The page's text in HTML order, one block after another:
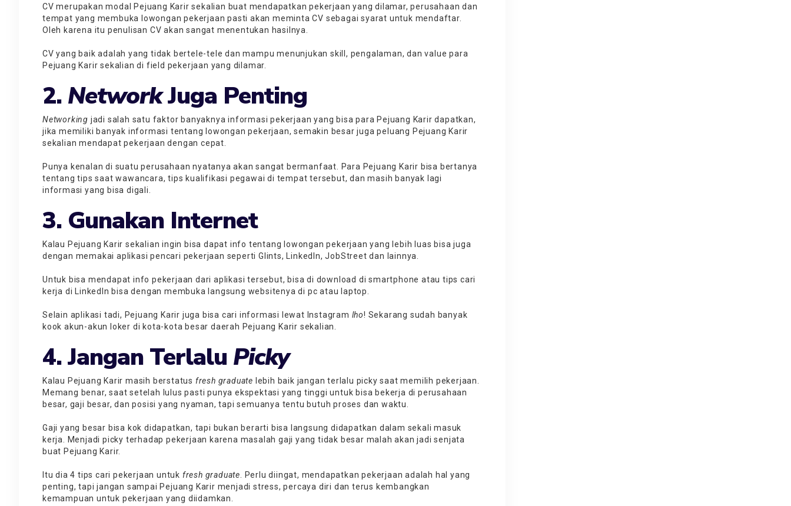
CV merupakan modal Pejuang Karir sekalian buat mendapatkan pekerjaan yang dilamar, perusahaan dan
tempat yang membuka lowongan pekerjaan pasti akan meminta CV sebagai syarat untuk mendaftar.
Oleh karena itu penulisan CV akan sangat menentukan hasilnya.
CV yang baik adalah yang tidak bertele-tele dan mampu menunjukan skill, pengalaman, dan value para
Pejuang Karir sekalian di field pekerjaan yang dilamar.
2. NetworkJuga Penting
Networking jadi salah satu faktor banyaknya informasi pekerjaan yang bisa para Pejuang Karir dapatkan,
jika memiliki banyak informasi tentang lowongan pekerjaan, semakin besar juga peluang Pejuang Karir
sekalian mendapat pekerjaan dengan cepat.
Punya kenalan di suatu perusahaan nyatanya akan sangat bermanfaat. Para Pejuang Karir bisa bertanya
tentang tips saat wawancara, tips kualifikasi pegawai di tempat tersebut, dan masih banyak lagi
informasi yang bisa digali.
3. Gunakan Internet
Kalau Pejuang Karir sekalian ingin bisa dapat info tentang lowongan pekerjaan yang lebih luas bisa juga
dengan memakai aplikasi pencari pekerjaan seperti Glints, LinkedIn, JobStreet dan lainnya.
Untuk bisa mendapat info pekerjaan dari aplikasi tersebut, bisa di download di smartphone atau tips cari
kerja di LinkedIn bisa dengan membuka langsung websitenya di pc atau laptop.
Selain aplikasi tadi, Pejuang Karir juga bisa cari informasi lewat Instagram lho! Sekarang sudah banyak
kook akun-akun loker di kota-kota besar daerah Pejuang Karir sekalian.
4. Jangan Terlalu Picky
Kalau Pejuang Karir masih berstatus fresh graduate lebih baik jangan terlalu picky saat memilih pekerjaan.
Memang benar, saat setelah lulus pasti punya ekspektasi yang tinggi untuk bisa bekerja di perusahaan
besar, gaji besar, dan posisi yang nyaman, tapi semuanya tentu butuh proses dan waktu.
Gaji yang besar bisa kok didapatkan, tapi bukan berarti bisa langsung didapatkan dalam sekali masuk
kerja. Menjadi picky terhadap pekerjaan karena masalah gaji yang tidak besar malah akan jadi senjata
buat Pejuang Karir.
Itu dia 4 tips cari pekerjaan untuk fresh graduate . Perlu diingat, mendapatkan pekerjaan adalah hal yang
penting, tapi jangan sampai Pejuang Karir menjadi stress, percaya diri dan terus kembangkan
kemampuan untuk pekerjaan yang diidamkan.